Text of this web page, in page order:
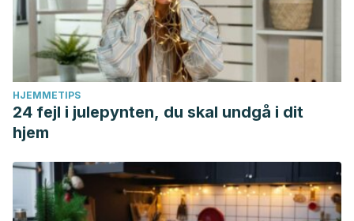
HJEMMETIPS
24 fejl i julepynten, du skal undgå i dit
hjem